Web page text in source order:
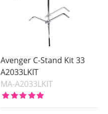
Avenger C-Stand Kit 33
A2033LKIT
MA-A2033LKIT